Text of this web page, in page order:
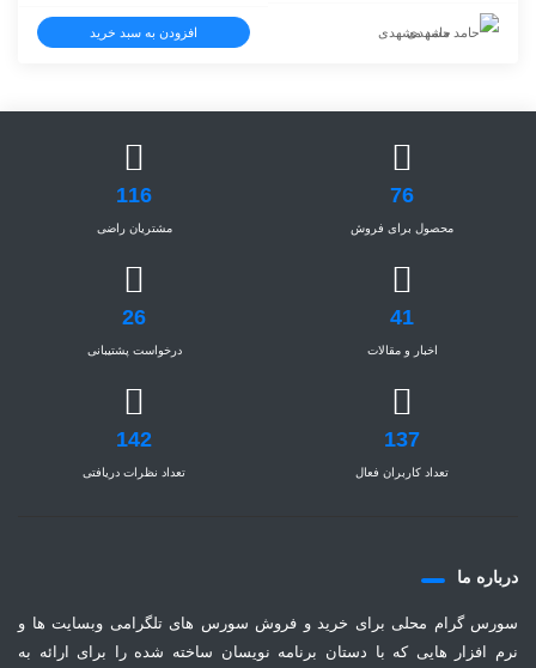
حامد مشهدی افزودن به سبد خرید
76
محصول برای فروش
116
مشتریان راضی
41
اخبار و مقالات
26
درخواست پشتیبانی
137
تعداد کاربران فعال
142
تعداد نظرات دریافتی
درباره ما
سورس گرام محلی برای خرید و فروش سورس های تلگرامی وبسایت ها و
نرم افزار هایی که با دستان برنامه نویسان ساخته شده را برای ارائه به